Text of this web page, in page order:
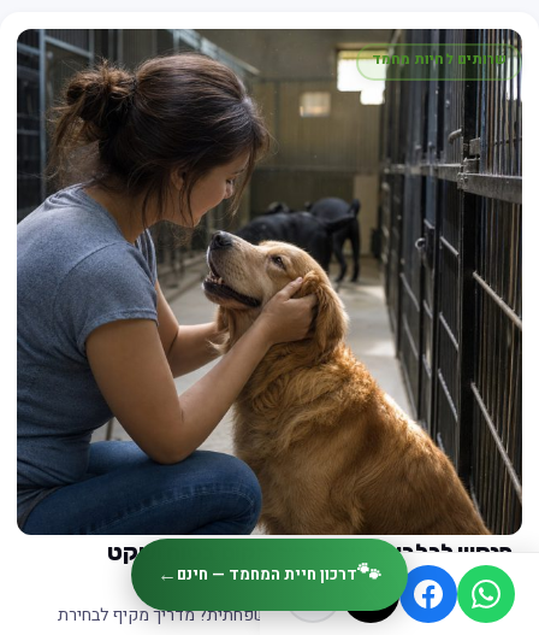
שרותים לחיות מחמד
פנסיון לכלבים: איך לבחור מקום בטוח ושקט
לחופשה רגועה לכלב שלך
איך בוחרים פנסיון לכלבים לחופשה משפחתית? מדריך מקיף לבחירת
🐾דרכון חיית המחמד — חינם ←